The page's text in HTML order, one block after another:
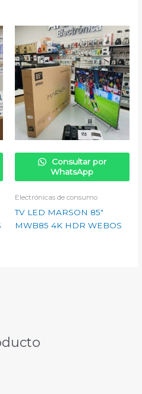
Consultar por
WhatsApp
Electrónicas de consumo
TV LED MARSON 85″
MWB85 4K HDR WEBOS